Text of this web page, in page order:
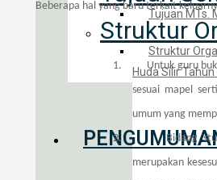
Tujuan MTs.
Struktur
Struktur
Huda Silir
Beberapa hal yang baru terkait
1.
Untuk guru
sesuai mapel
umum yang
2.
Bidang
merupakan